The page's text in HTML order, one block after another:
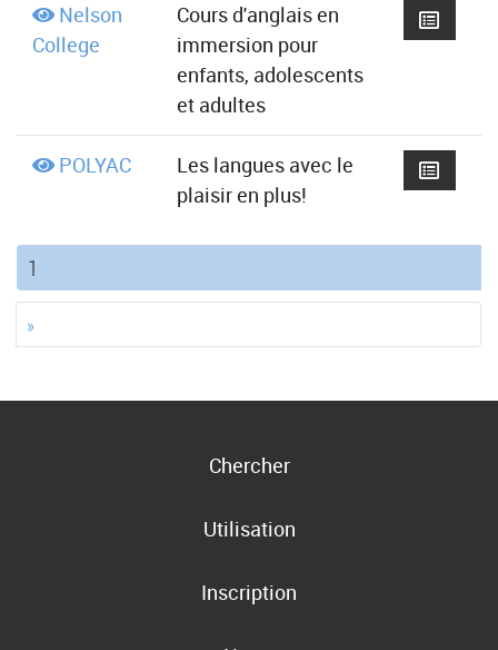
Nelson
College
Cours d'anglais en
immersion pour
enfants, adolescents
et adultes
POLYAC
Les langues avec le
plaisir en plus!
1
»
Chercher
Utilisation
Inscription